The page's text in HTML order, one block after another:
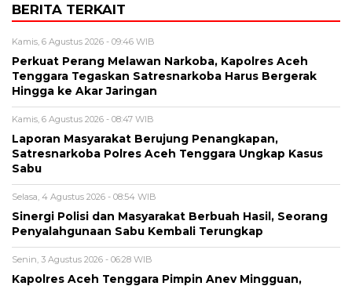
BERITA TERKAIT
Kamis, 6 Agustus 2026 - 09:46 WIB
Perkuat Perang Melawan Narkoba, Kapolres Aceh
Tenggara Tegaskan Satresnarkoba Harus Bergerak
Hingga ke Akar Jaringan
Kamis, 6 Agustus 2026 - 08:47 WIB
Laporan Masyarakat Berujung Penangkapan,
Satresnarkoba Polres Aceh Tenggara Ungkap Kasus
Sabu
Selasa, 4 Agustus 2026 - 08:54 WIB
Sinergi Polisi dan Masyarakat Berbuah Hasil, Seorang
Penyalahgunaan Sabu Kembali Terungkap
Senin, 3 Agustus 2026 - 06:28 WIB
Kapolres Aceh Tenggara Pimpin Anev Mingguan,